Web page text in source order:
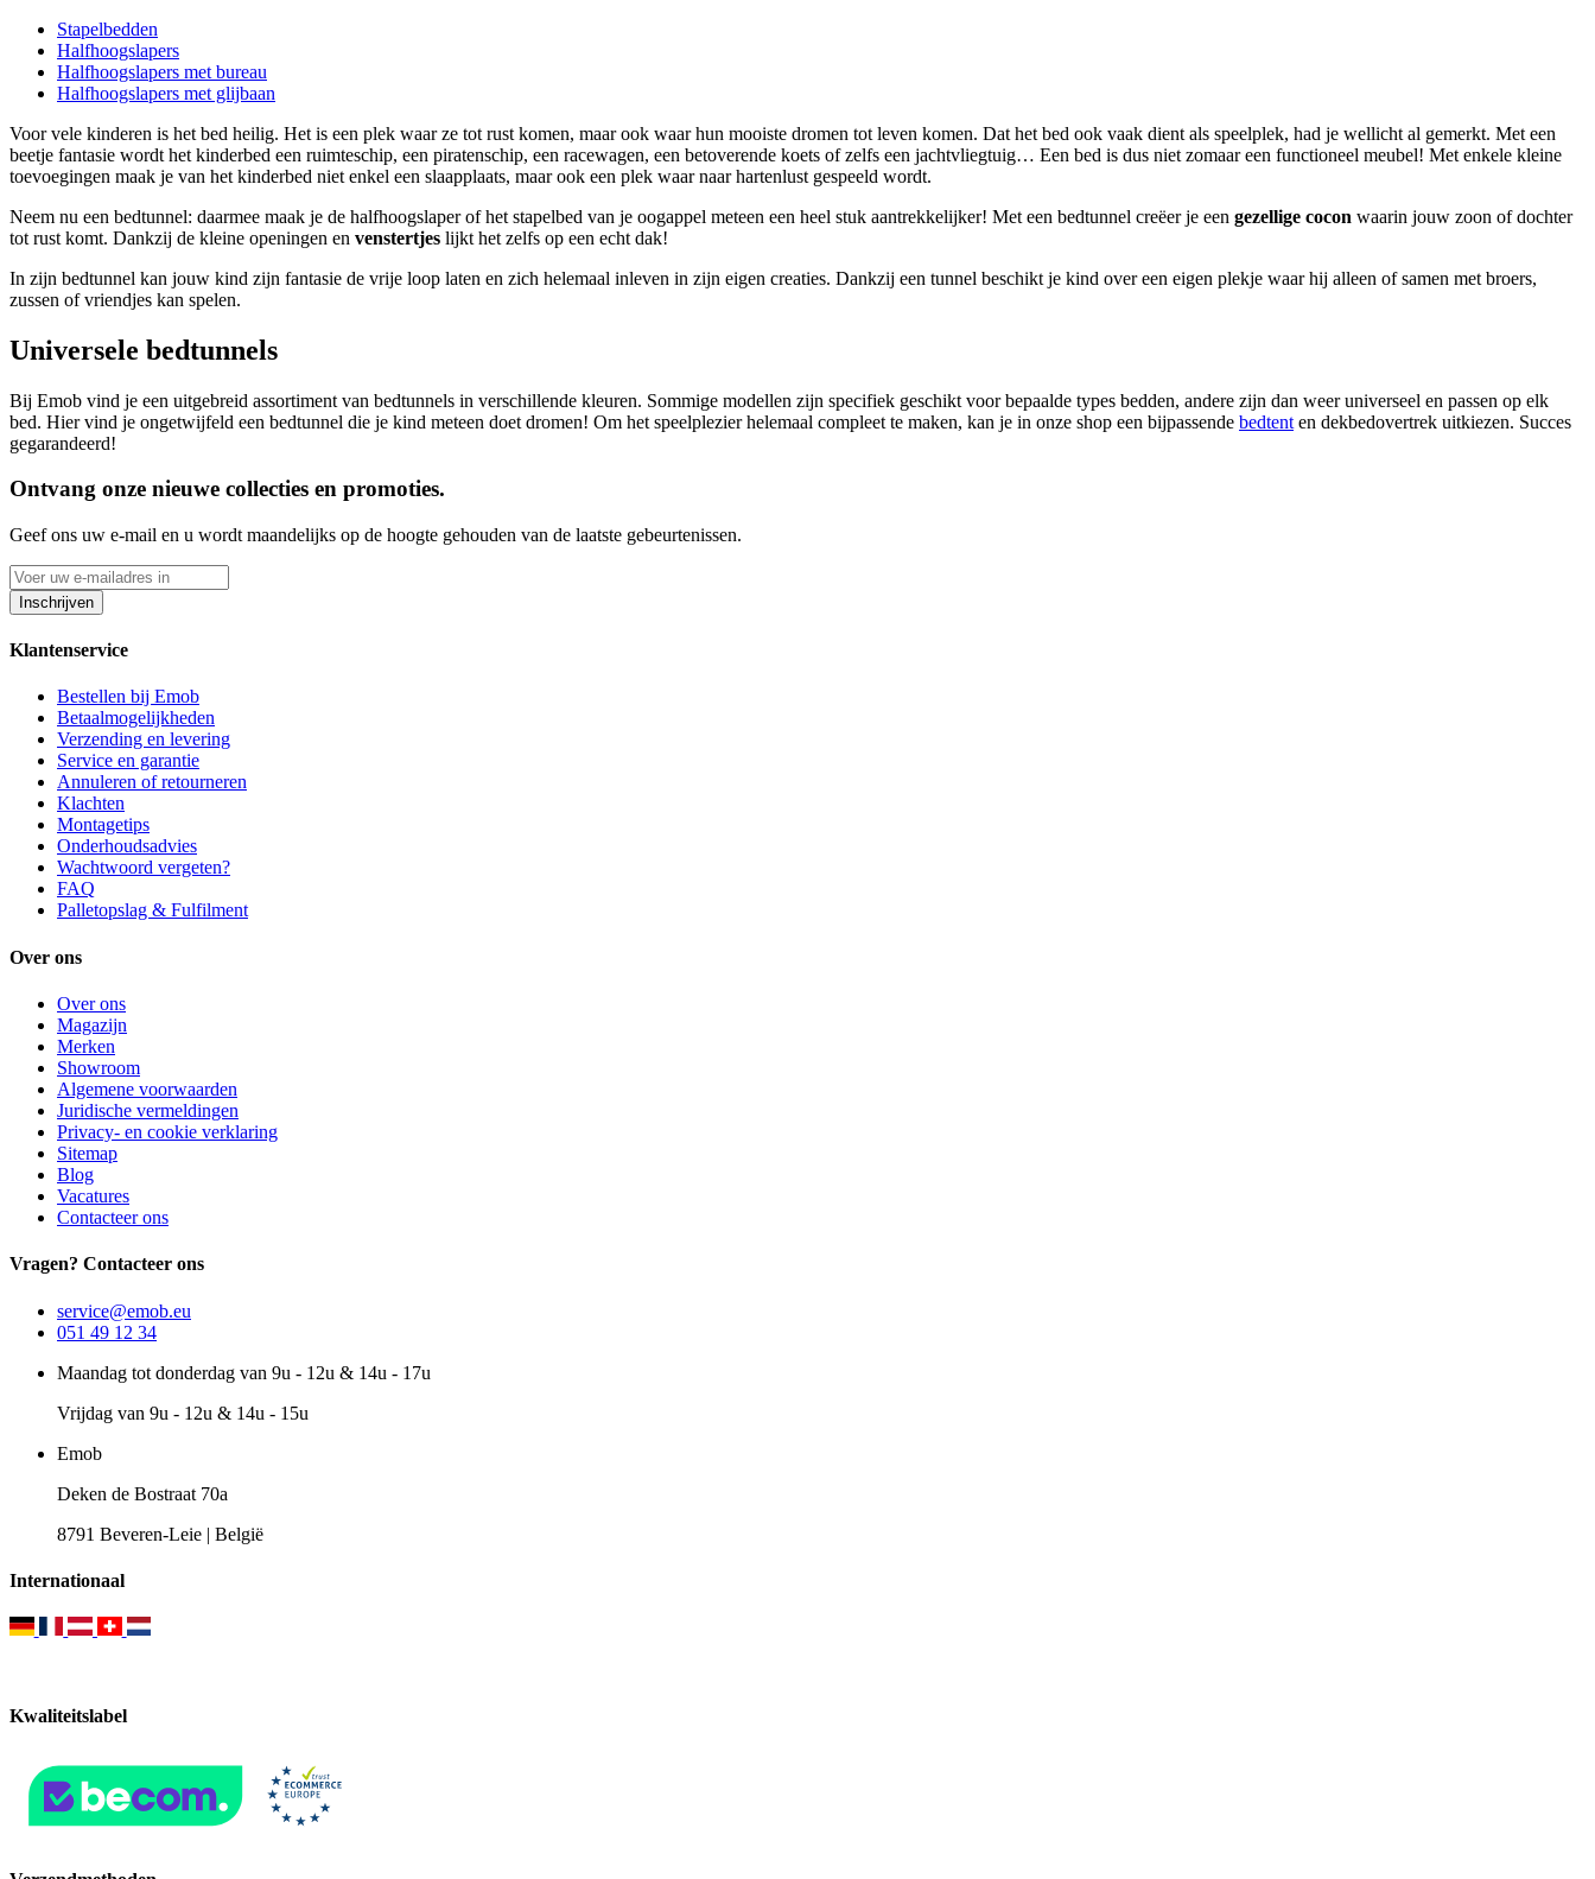
Stapelbedden
Halfhoogslapers
Halfhoogslapers met bureau
Halfhoogslapers met glijbaan
Voor vele kinderen is het bed heilig. Het is een plek waar ze tot rust komen, maar ook waar hun mooiste dromen tot leven komen. Dat het bed ook vaak dient als speelplek, had je wellicht al gemerkt. Met een
beetje fantasie wordt het kinderbed een ruimteschip, een piratenschip, een racewagen, een betoverende koets of zelfs een jachtvliegtuig… Een bed is dus niet zomaar een functioneel meubel! Met enkele kleine
toevoegingen maak je van het kinderbed niet enkel een slaapplaats, maar ook een plek waar naar hartenlust gespeeld wordt.
Neem nu een bedtunnel: daarmee maak je de halfhoogslaper of het stapelbed van je oogappel meteen een heel stuk aantrekkelijker! Met een bedtunnel creëer je een gezellige cocon waarin jouw zoon of dochter
tot rust komt. Dankzij de kleine openingen en venstertjes lijkt het zelfs op een echt dak!
In zijn bedtunnel kan jouw kind zijn fantasie de vrije loop laten en zich helemaal inleven in zijn eigen creaties. Dankzij een tunnel beschikt je kind over een eigen plekje waar hij alleen of samen met broers,
zussen of vriendjes kan spelen.
Universele bedtunnels
Bij Emob vind je een uitgebreid assortiment van bedtunnels in verschillende kleuren. Sommige modellen zijn specifiek geschikt voor bepaalde types bedden, andere zijn dan weer universeel en passen op elk
bed. Hier vind je ongetwijfeld een bedtunnel die je kind meteen doet dromen! Om het speelplezier helemaal compleet te maken, kan je in onze shop een bijpassende bedtent en dekbedovertrek uitkiezen. Succes
gegarandeerd!
Ontvang onze nieuwe collecties en promoties.
Geef ons uw e-mail en u wordt maandelijks op de hoogte gehouden van de laatste gebeurtenissen.
Inschrijven
Klantenservice
Bestellen bij Emob
Betaalmogelijkheden
Verzending en levering
Service en garantie
Annuleren of retourneren
Klachten
Montagetips
Onderhoudsadvies
Wachtwoord vergeten?
FAQ
Palletopslag & Fulfilment
Over ons
Over ons
Magazijn
Merken
Showroom
Algemene voorwaarden
Juridische vermeldingen
Privacy- en cookie verklaring
Sitemap
Blog
Vacatures
Contacteer ons
Vragen? Contacteer ons
service@emob.eu
051 49 12 34
Maandag tot donderdag van 9u - 12u & 14u - 17u
Vrijdag van 9u - 12u & 14u - 15u
Emob
Deken de Bostraat 70a
8791 Beveren-Leie | België
Internationaal
Kwaliteitslabel